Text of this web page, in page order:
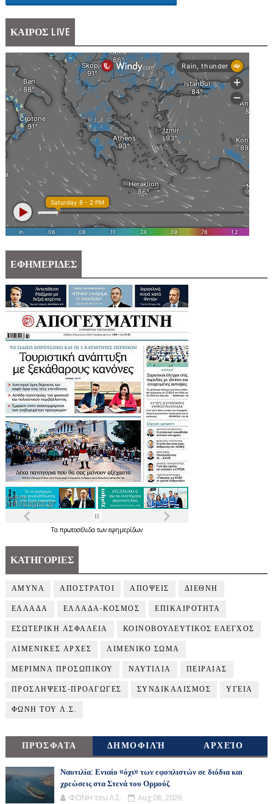
ΚΑΙΡΟΣ LIVE
ΕΦΗΜΕΡΙΔΕΣ
Τα πρωτοσέλιδατων εφημερίδων
ΚΑΤΗΓΟΡΙΕΣ
ΑΜΥΝΑ ΑΠΟΣΤΡΑΤΟΙ ΑΠΟΨΕΙΣ ΔΙΕΘΝΗ
ΕΛΛΑΔΑ ΕΛΛΑΔΑ-ΚΟΣΜΟΣ ΕΠΙΚΑΙΡΟΤΗΤΑ
ΕΣΩΤΕΡΙΚΗ ΑΣΦΑΛΕΙΑ ΚΟΙΝΟΒΟΥΛΕΥΤΙΚΟΣ ΕΛΕΓΧΟΣ
ΛΙΜΕΝΙΚΕΣ ΑΡΧΕΣ ΛΙΜΕΝΙΚΟ ΣΩΜΑ
ΜΕΡΙΜΝΑ ΠΡΟΣΩΠΙΚΟΥ ΝΑΥΤΙΛΙΑ ΠΕΙΡΑΙΑΣ
ΠΡΟΣΛΗΨΕΙΣ-ΠΡΟΑΓΩΓΕΣ ΣΥΝΔΙΚΑΛΙΣΜΟΣ ΥΓΕΙΑ
ΦΩΝΗ ΤΟΥ Λ.Σ.
ΠΡΌΣΦΑΤΑ ΔΗΜΟΦΙΛΉ ΑΡΧΕΊΟ
Ναυτιλία: Ενιαίο «όχι» των εφοπλιστών σε διόδια και
χρεώσεις στα Στενά του Ορμούζ
ΦΩΝΗ του Λ.Σ. Aug 08, 2026